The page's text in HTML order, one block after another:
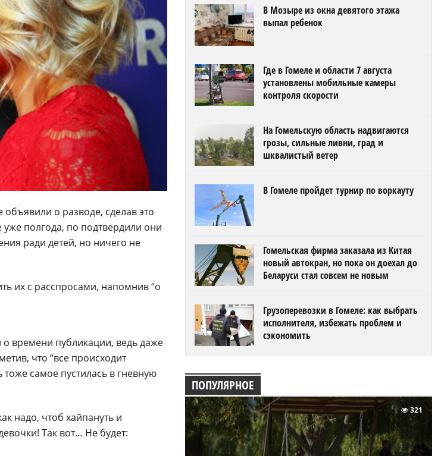
о разводе, сделав это
полгода, по подтвердили они
ради детей, но ничего не
их с расспросами, напомнив “о
времени публикации, ведь даже
что “все происходит
самое пустилась в гневную
надо, чтоб хайпануть и
Так вот… Не будет:
В Мозыре из окна девятого этажа
выпал ребенок
Где в Гомеле и области 7 августа
установлены мобильные камеры
контроля скорости
На Гомельскую область надвигаются
грозы, сильные ливни, град и
шквалистый ветер
В Гомеле пройдет турнир по воркауту
Гомельская фирма заказала из Китая
новый автокран, но пока он доехал до
Беларуси стал совсем не новым
Грузоперевозки в Гомеле: как выбрать
исполнителя, избежать проблем и
сэкономить
ПОПУЛЯРНОЕ
321